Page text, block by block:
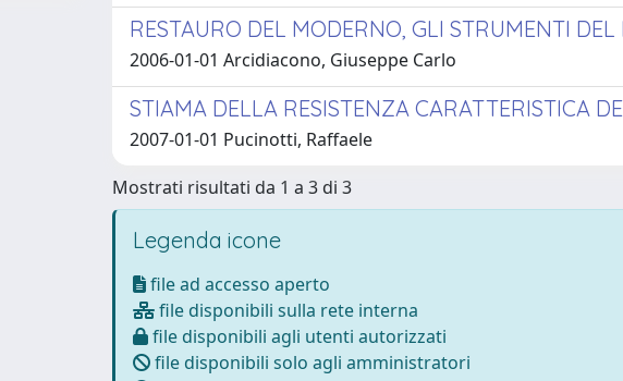
RESTAURO DEL MODERNO, GLI STRUMENTI DEL
2006-01-01 Arcidiacono, Giuseppe Carlo
STIAMA DELLA RESISTENZA CARATTERISTICA
2007-01-01 Pucinotti, Raffaele
Mostrati risultati da 1 a 3 di 3
Legenda icone
file ad accesso aperto
file disponibili sulla rete interna
file disponibili agli utenti autorizzati
file disponibili solo agli amministratori